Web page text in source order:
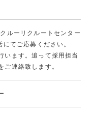
ルーリクルートセンター
てご応募ください。
います。追って採用担当
ご連絡致します。